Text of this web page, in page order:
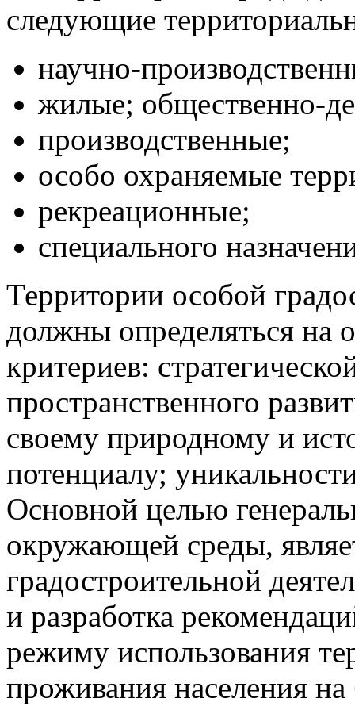
следующие
научно-
жилые; общественно-
производственные;
особо охраняемые
рекреационные;
специального
Территории особой
должны определяться на
критериев:
пространственного
своему природному и
потенциалу;
Основной целью
окружающей среды,
градостроительной
и разработка
режиму использования
проживания населения